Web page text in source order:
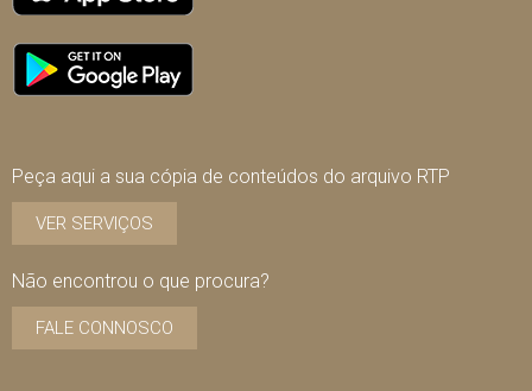
Peça aqui a sua cópia de conteúdos do arquivo RTP
VER SERVIÇOS
Não encontrou o que procura?
FALE CONNOSCO